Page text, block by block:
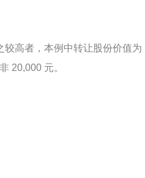
高者，本例中转让股份价值为
20,000 元。